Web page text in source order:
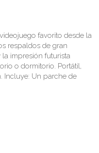
favorito desde la
respaldos de gran
impresión futurista
o dormitorio. Portátil,
Incluye: Un parche de